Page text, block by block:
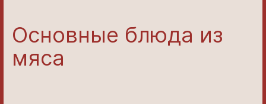
Основные блюда из
мяса